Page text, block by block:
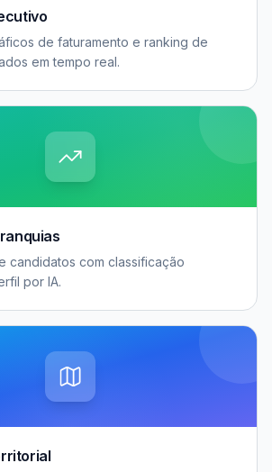
de faturamento e ranking de
em tempo real.
candidatos com classificação
por IA.